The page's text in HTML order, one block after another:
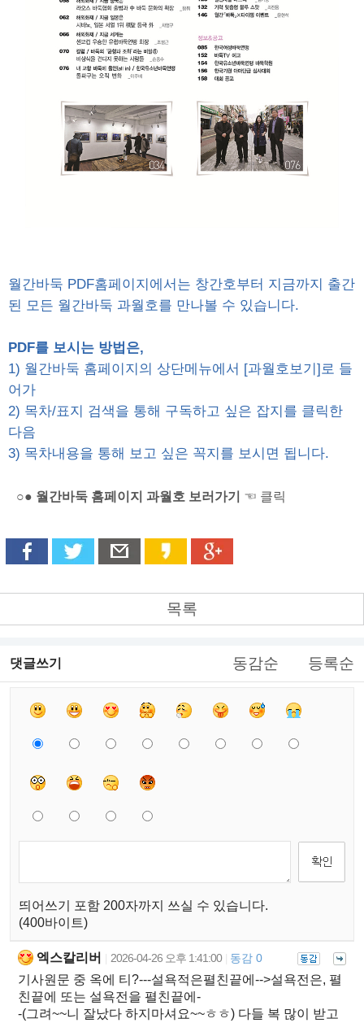
월간바둑 PDF홈페이지에서는 창간호부터 지금까지 출간
된 모든 월간바둑 과월호를 만나볼 수 있습니다.
PDF를 보시는 방법은,
1) 월간바둑 홈페이지의 상단메뉴에서 [과월호보기]로 들
어가
2) 목차/표지 검색을 통해 구독하고 싶은 잡지를 클릭한
다음
3) 목차내용을 통해 보고 싶은 꼭지를 보시면 됩니다.
○● 월간바둑 홈페이지 과월호 보러가기 ☜ 클릭
목록
댓글쓰기 동감순 등록순
띄어쓰기 포함 200자까지 쓰실 수 있습니다.
(400바이트)
엑스칼리버 2026-04-26 오후 1:41:00 동감 0
기사원문 중 옥에 티?---설욕적은펼친끝에-->설욕전은, 펼
친끝에 또는 설욕전을 펼친끝에-
-(그려~~니 잘났다 하지마셔요~~ㅎㅎ) 다들 복 많이 받고